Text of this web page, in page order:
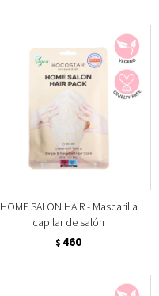
HOME SALON HAIR - Mascarilla
capilar de salón
$ 460